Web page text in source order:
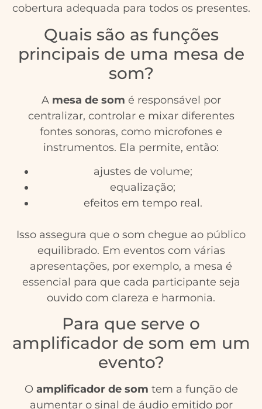
cobertura adequada para todos os presentes.
Quais são as funções
principais de uma mesa de
som?
A mesa de som é responsável por
centralizar, controlar e mixar diferentes
fontes sonoras, como microfones e
instrumentos. Ela permite, então:
ajustes de volume;
equalização;
efeitos em tempo real.
Isso assegura que o som chegue ao público
equilibrado. Em eventos com várias
apresentações, por exemplo, a mesa é
essencial para que cada participante seja
ouvido com clareza e harmonia.
Para que serve o
amplificador de som em um
evento?
Oamplificador de som tem a função de
aumentar o sinal de áudio emitido por